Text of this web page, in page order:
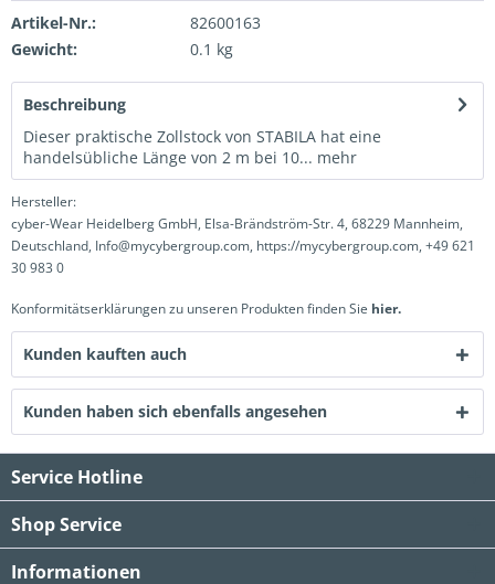
Artikel-Nr.:
82600163
Gewicht:
0.1 kg
Beschreibung
Dieser praktische Zollstock von STABILA hat eine
handelsübliche Länge von 2 m bei 10... mehr
Hersteller:
cyber-Wear Heidelberg GmbH, Elsa-Brändström-Str. 4, 68229 Mannheim,
Deutschland, Info@mycybergroup.com, https://mycybergroup.com, +49 621
30 983 0
Konformitätserklärungen zu unseren Produkten finden Sie hier.
Kunden kauften auch
Kunden haben sich ebenfalls angesehen
Service Hotline
Shop Service
Informationen